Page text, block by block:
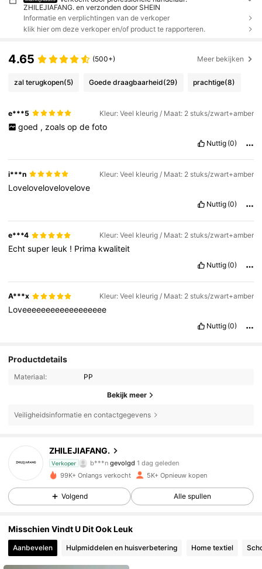
ZHILEJIAFANG. en verzonden door SHEIN
Informatie en verplichtingen van de verkoper
klik hier om deze verkoper en/of product te rapporteren.
4.65 (500+) Meer bekijken
zal terugkopen(5) Goede draagbaarheid(29) prachtige(8)
e***5 Kleur: Veel kleurig / Maat: 2 stuks/zwart+amber
goed , zoals op de foto
Nuttig (0)
i***n Kleur: Veel kleurig / Maat: 2 stuks/zwart+amber
Lovelovelovelovelove
Nuttig (0)
e***4 Kleur: Veel kleurig / Maat: 2 stuks/zwart+amber
Echtsuper leuk ! Prima kwaliteit
Nuttig (0)
A***x Kleur: Veel kleurig / Maat: 2 stuks/zwart+amber
Loveeeeeeeeeeeeeeeeee
Nuttig (0)
Productdetails
Materiaal: PP
Bekijk meer
Veiligheidsinformatie en contactgegevens
ZHILEJIAFANG.
Verkoper b***n gevolgd 1 dag geleden
99K+ Onlangs verkocht 5K+ Opnieuw kopen
Volgend Alle spullen
Misschien Vindt U Dit Ook Leuk
Aanbevelen Hulpmiddelen en huisverbetering Home textiel